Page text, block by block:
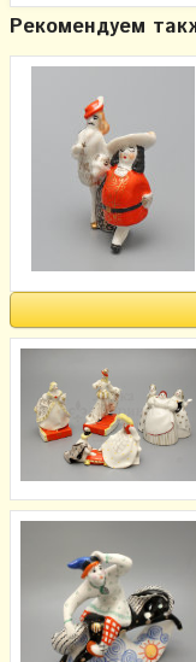
Рекомендуем